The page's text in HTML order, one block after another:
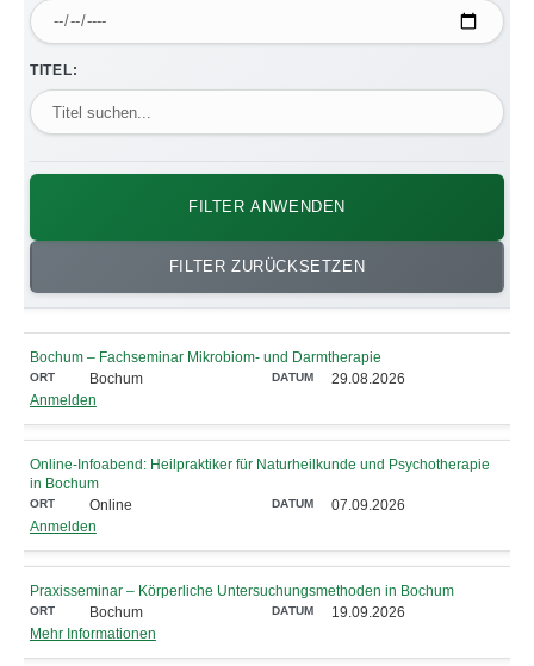
TITEL:
FILTER ANWENDEN
FILTER ZURÜCKSETZEN
Bochum – Fachseminar Mikrobiom- und Darmtherapie
Bochum
29.08.2026
Anmelden
Online-Infoabend: Heilpraktiker für Naturheilkunde und Psychotherapie
in Bochum
Online
07.09.2026
Anmelden
Praxisseminar – Körperliche Untersuchungsmethoden in Bochum
Bochum
19.09.2026
Mehr Informationen